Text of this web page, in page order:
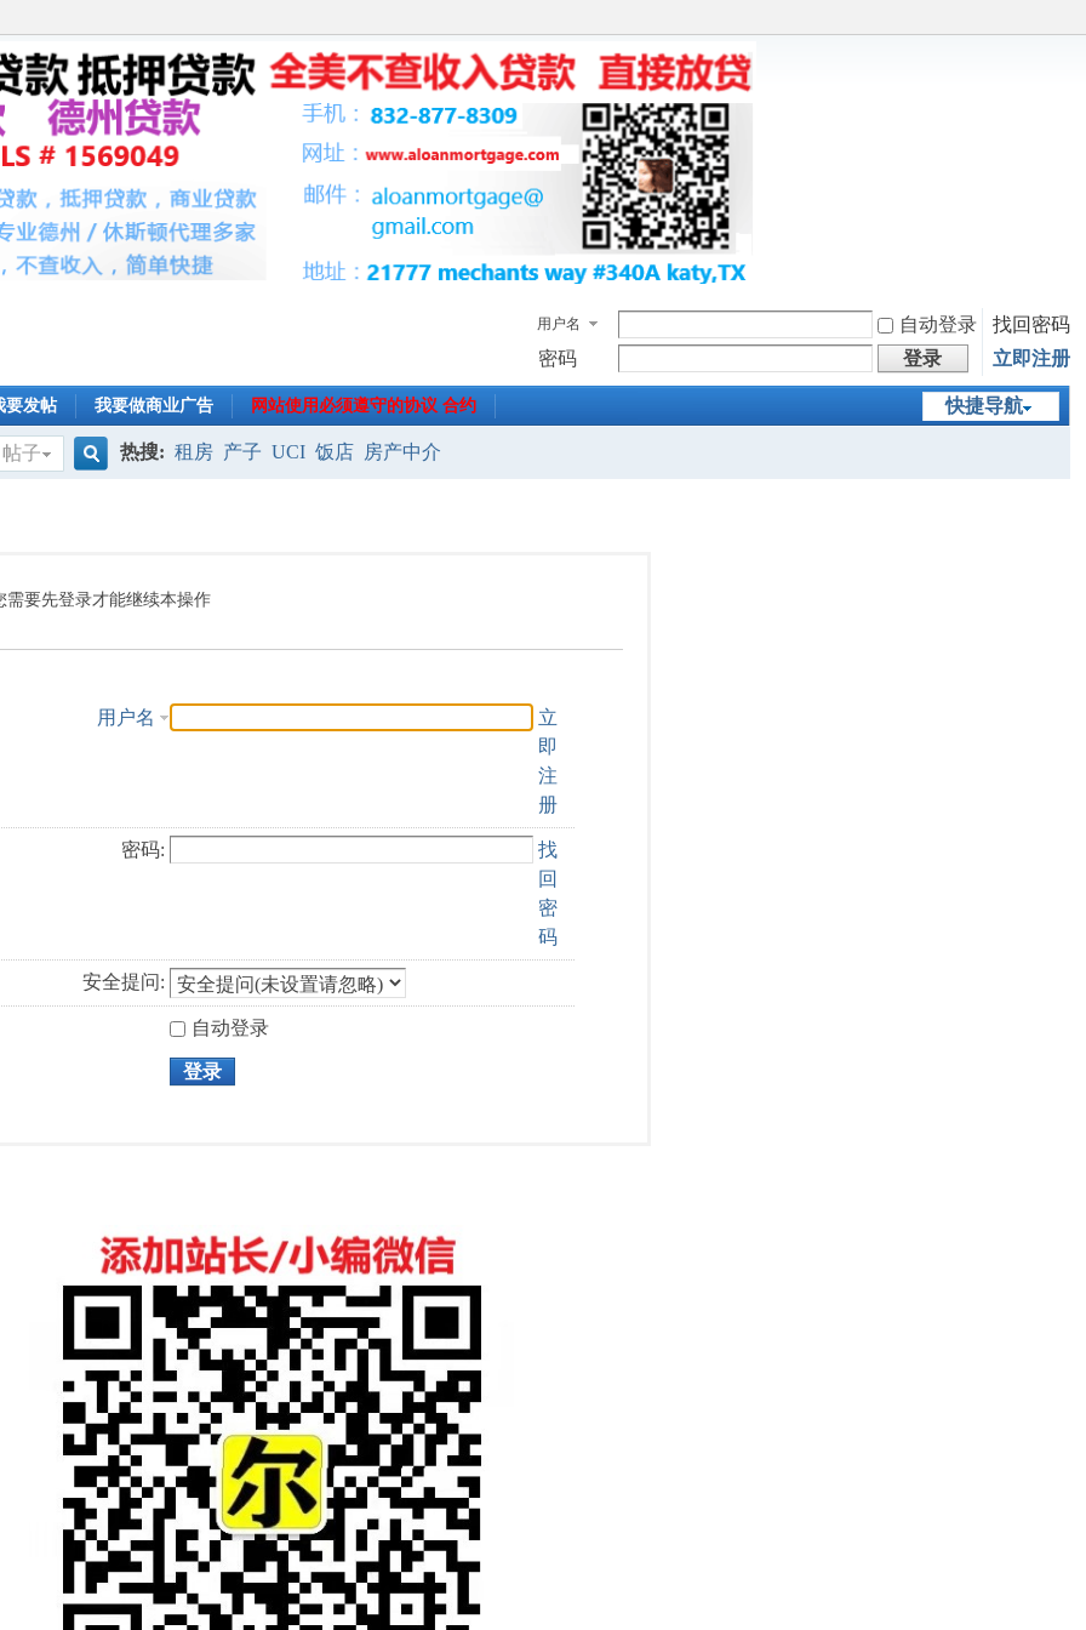
用户名 自动登录
找回密码
密码
登录 立即注册
快捷导航
要发帖 我要做商业广告 网站使用必须遵守的协议 合约
帖子
索
热搜: 租房 产子 UCI 饭店 房产中介
需要先登录才能继续本操作
用户名
立
即
注
册
密码:
找
回
密
码
安全提问:
自动登录
登录